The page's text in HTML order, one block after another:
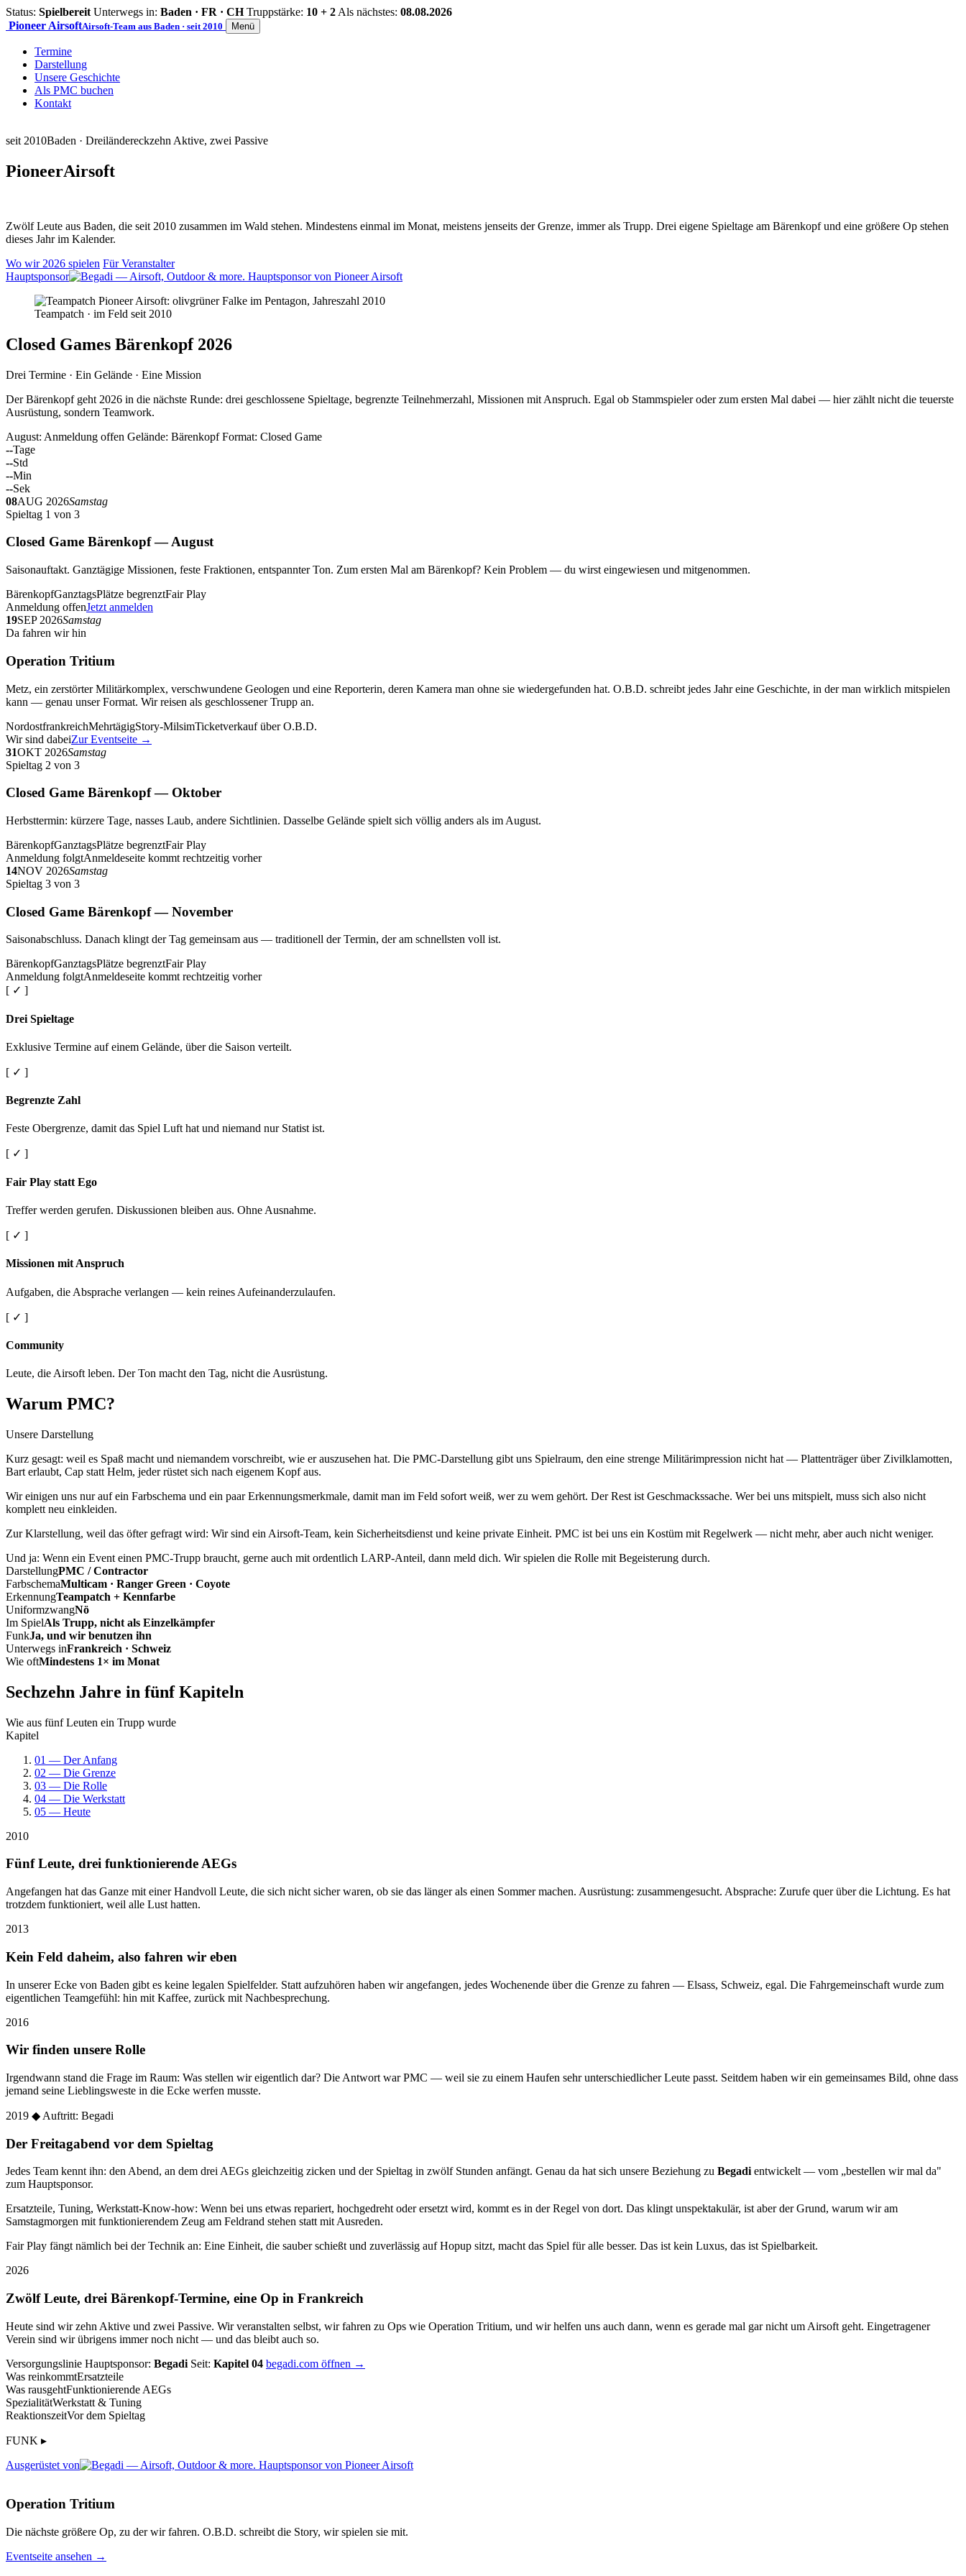
Status: Spielbereit Unterwegs in: Baden · FR · CH Truppstärke: 10 + 2 Als nächstes: 08.08.2026
Pioneer AirsoftAirsoft-Team aus Baden · seit 2010 Menü
Termine
Darstellung
Unsere Geschichte
Als PMC buchen
Kontakt
seit 2010Baden · Dreiländereckzehn Aktive, zwei Passive
PioneerAirsoft
Zwölf Leute aus Baden, die seit 2010 zusammen im Wald stehen. Mindestens einmal im Monat, meistens jenseits der Grenze, immer als Trupp. Drei eigene Spieltage am Bärenkopf und eine größere Op stehen
dieses Jahr im Kalender.
Wo wir 2026 spielen Für Veranstalter
Hauptsponsor
Teampatch · im Feld seit 2010
Closed Games Bärenkopf 2026
Drei Termine · Ein Gelände · Eine Mission
Der Bärenkopf geht 2026 in die nächste Runde: drei geschlossene Spieltage, begrenzte Teilnehmerzahl, Missionen mit Anspruch. Egal ob Stammspieler oder zum ersten Mal dabei — hier zählt nicht die teuerste
Ausrüstung, sondern Teamwork.
August: Anmeldung offen Gelände: Bärenkopf Format: Closed Game
--Tage
--Std
--Min
--Sek
08AUG 2026Samstag
Spieltag 1 von 3
Closed Game Bärenkopf — August
Saisonauftakt. Ganztägige Missionen, feste Fraktionen, entspannter Ton. Zum ersten Mal am Bärenkopf? Kein Problem — du wirst eingewiesen und mitgenommen.
BärenkopfGanztagsPlätze begrenztFair Play
Anmeldung offenJetzt anmelden
19SEP 2026Samstag
Da fahren wir hin
Operation Tritium
Metz, ein zerstörter Militärkomplex, verschwundene Geologen und eine Reporterin, deren Kamera man ohne sie wiedergefunden hat. O.B.D. schreibt jedes Jahr eine Geschichte, in der man wirklich mitspielen
kann — genau unser Format. Wir reisen als geschlossener Trupp an.
NordostfrankreichMehrtägigStory-MilsimTicketverkauf über O.B.D.
Wir sind dabeiZur Eventseite →
31OKT 2026Samstag
Spieltag 2 von 3
Closed Game Bärenkopf — Oktober
Herbsttermin: kürzere Tage, nasses Laub, andere Sichtlinien. Dasselbe Gelände spielt sich völlig anders als im August.
BärenkopfGanztagsPlätze begrenztFair Play
Anmeldung folgtAnmeldeseite kommt rechtzeitig vorher
14NOV 2026Samstag
Spieltag 3 von 3
Closed Game Bärenkopf — November
Saisonabschluss. Danach klingt der Tag gemeinsam aus — traditionell der Termin, der am schnellsten voll ist.
BärenkopfGanztagsPlätze begrenztFair Play
Anmeldung folgtAnmeldeseite kommt rechtzeitig vorher
[ ✓ ]
Drei Spieltage
Exklusive Termine auf einem Gelände, über die Saison verteilt.
[ ✓ ]
Begrenzte Zahl
Feste Obergrenze, damit das Spiel Luft hat und niemand nur Statist ist.
[ ✓ ]
Fair Play statt Ego
Treffer werden gerufen. Diskussionen bleiben aus. Ohne Ausnahme.
[ ✓ ]
Missionen mit Anspruch
Aufgaben, die Absprache verlangen — kein reines Aufeinanderzulaufen.
[ ✓ ]
Community
Leute, die Airsoft leben. Der Ton macht den Tag, nicht die Ausrüstung.
Warum PMC?
Unsere Darstellung
Kurz gesagt: weil es Spaß macht und niemandem vorschreibt, wie er auszusehen hat. Die PMC-Darstellung gibt uns Spielraum, den eine strenge Militärimpression nicht hat — Plattenträger über Zivilklamotten,
Bart erlaubt, Cap statt Helm, jeder rüstet sich nach eigenem Kopf aus.
Wir einigen uns nur auf ein Farbschema und ein paar Erkennungsmerkmale, damit man im Feld sofort weiß, wer zu wem gehört. Der Rest ist Geschmackssache. Wer bei uns mitspielt, muss sich also nicht
komplett neu einkleiden.
Zur Klarstellung, weil das öfter gefragt wird: Wir sind ein Airsoft-Team, kein Sicherheitsdienst und keine private Einheit. PMC ist bei uns ein Kostüm mit Regelwerk — nicht mehr, aber auch nicht weniger.
Und ja: Wenn ein Event einen PMC-Trupp braucht, gerne auch mit ordentlich LARP-Anteil, dann meld dich. Wir spielen die Rolle mit Begeisterung durch.
DarstellungPMC / Contractor
FarbschemaMulticam · Ranger Green · Coyote
ErkennungTeampatch + Kennfarbe
UniformzwangNö
Im SpielAls Trupp, nicht als Einzelkämpfer
FunkJa, und wir benutzen ihn
Unterwegs inFrankreich · Schweiz
Wie oftMindestens 1× im Monat
Sechzehn Jahre in fünf Kapiteln
Wie aus fünf Leuten ein Trupp wurde
Kapitel
01 — Der Anfang
02 — Die Grenze
03 — Die Rolle
04 — Die Werkstatt
05 — Heute
2010
Fünf Leute, drei funktionierende AEGs
Angefangen hat das Ganze mit einer Handvoll Leute, die sich nicht sicher waren, ob sie das länger als einen Sommer machen. Ausrüstung: zusammengesucht. Absprache: Zurufe quer über die Lichtung. Es hat
trotzdem funktioniert, weil alle Lust hatten.
2013
Kein Feld daheim, also fahren wir eben
In unserer Ecke von Baden gibt es keine legalen Spielfelder. Statt aufzuhören haben wir angefangen, jedes Wochenende über die Grenze zu fahren — Elsass, Schweiz, egal. Die Fahrgemeinschaft wurde zum
eigentlichen Teamgefühl: hin mit Kaffee, zurück mit Nachbesprechung.
2016
Wir finden unsere Rolle
Irgendwann stand die Frage im Raum: Was stellen wir eigentlich dar? Die Antwort war PMC — weil sie zu einem Haufen sehr unterschiedlicher Leute passt. Seitdem haben wir ein gemeinsames Bild, ohne dass
jemand seine Lieblingsweste in die Ecke werfen musste.
2019 ◆ Auftritt: Begadi
Der Freitagabend vor dem Spieltag
Jedes Team kennt ihn: den Abend, an dem drei AEGs gleichzeitig zicken und der Spieltag in zwölf Stunden anfängt. Genau da hat sich unsere Beziehung zu Begadientwickelt — vom „bestellen wir mal da"
zum Hauptsponsor.
Ersatzteile, Tuning, Werkstatt-Know-how: Wenn bei uns etwas repariert, hochgedreht oder ersetzt wird, kommt es in der Regel von dort. Das klingt unspektakulär, ist aber der Grund, warum wir am
Samstagmorgen mit funktionierendem Zeug am Feldrand stehen statt mit Ausreden.
Fair Play fängt nämlich bei der Technik an: Eine Einheit, die sauber schießt und zuverlässig auf Hopup sitzt, macht das Spiel für alle besser. Das ist kein Luxus, das ist Spielbarkeit.
2026
Zwölf Leute, drei Bärenkopf-Termine, eine Op in Frankreich
Heute sind wir zehn Aktive und zwei Passive. Wir veranstalten selbst, wir fahren zu Ops wie Operation Tritium, und wir helfen uns auch dann, wenn es gerade mal gar nicht um Airsoft geht. Eingetragener
Verein sind wir übrigens immer noch nicht — und das bleibt auch so.
Versorgungslinie Hauptsponsor: Begadi Seit: Kapitel 04 begadi.com öffnen →
Was reinkommtErsatzteile
Was rausgehtFunktionierende AEGs
SpezialitätWerkstatt & Tuning
ReaktionszeitVor dem Spieltag
FUNK ▸
Ausgerüstet von
Operation Tritium
Die nächste größere Op, zu der wir fahren. O.B.D. schreibt die Story, wir spielen sie mit.
Eventseite ansehen →